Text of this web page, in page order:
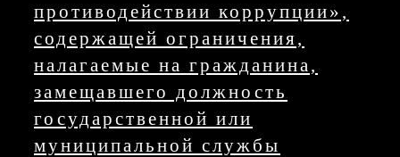
противодействии коррупции»,
содержащей ограничения,
налагаемые на гражданина,
замещавшего должность
государственной или
муниципальной службы